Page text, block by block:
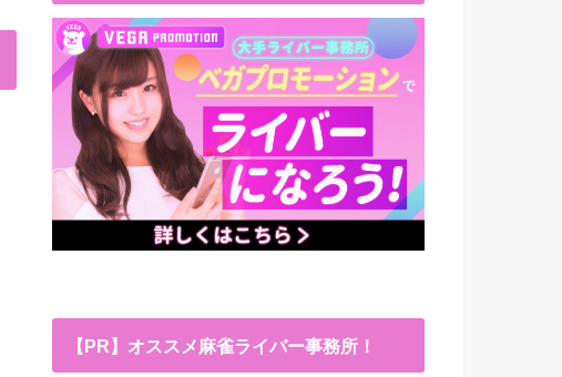
【PR】オススメ麻雀ライバー事務所！